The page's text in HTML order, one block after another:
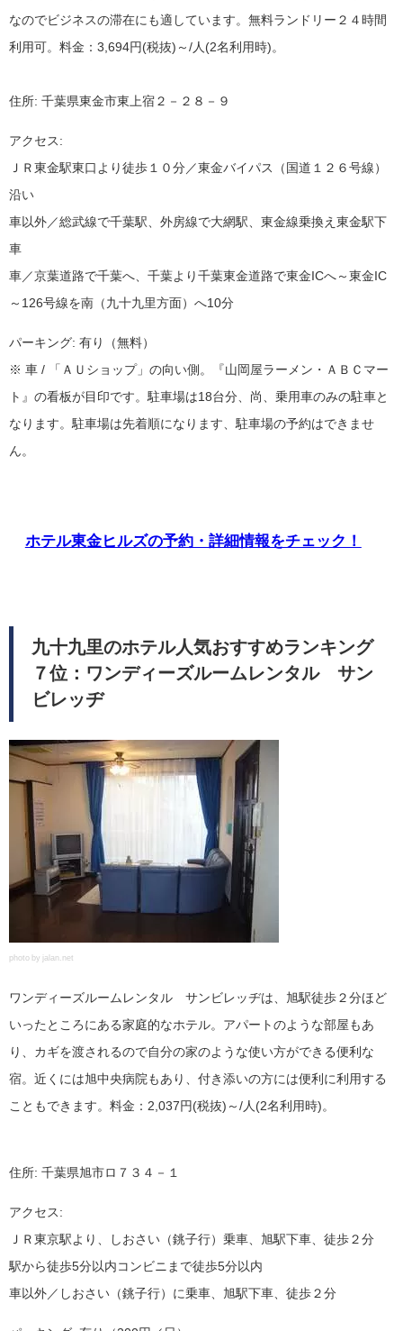
なのでビジネスの滞在にも適しています。無料ランドリー２４時間
利用可。料金：3,694円(税抜)～/人(2名利用時)。
住所: 千葉県東金市東上宿２－２８－９
アクセス:
ＪＲ東金駅東口より徒歩１０分／東金バイパス（国道１２６号線）
沿い
車以外／総武線で千葉駅、外房線で大網駅、東金線乗換え東金駅下
車
車／京葉道路で千葉へ、千葉より千葉東金道路で東金ICへ～東金IC
～126号線を南（九十九里方面）へ10分
パーキング: 有り（無料）
※ 車 / 「ＡＵショップ」の向い側。『山岡屋ラーメン・ＡＢＣマー
ト』の看板が目印です。駐車場は18台分、尚、乗用車のみの駐車と
なります。駐車場は先着順になります、駐車場の予約はできませ
ん。
ホテル東金ヒルズの予約・詳細情報をチェック！
九十九里のホテル人気おすすめランキング
７位：ワンディーズルームレンタル サン
ビレッヂ
photo by jalan.net
ワンディーズルームレンタル サンビレッヂは、旭駅徒歩２分ほど
いったところにある家庭的なホテル。アパートのような部屋もあ
り、カギを渡されるので自分の家のような使い方ができる便利な
宿。近くには旭中央病院もあり、付き添いの方には便利に利用する
こともできます。料金：2,037円(税抜)～/人(2名利用時)。
住所: 千葉県旭市ロ７３４－１
アクセス:
ＪＲ東京駅より、しおさい（銚子行）乗車、旭駅下車、徒歩２分
駅から徒歩5分以内コンビニまで徒歩5分以内
車以外／しおさい（銚子行）に乗車、旭駅下車、徒歩２分